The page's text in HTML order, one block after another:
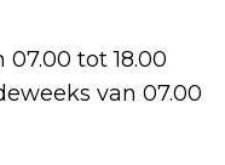
tot 18.00
van 07.00